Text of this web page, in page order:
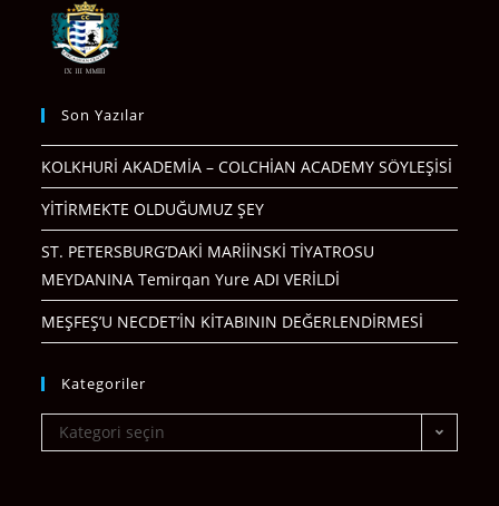
Son Yazılar
KOLKHURİ AKADEMİA – COLCHİAN ACADEMY SÖYLEŞİSİ
YİTİRMEKTE OLDUĞUMUZ ŞEY
ST. PETERSBURG’DAKİ MARİİNSKİ TİYATROSU
MEYDANINA Temirqan Yure ADI VERİLDİ
MEŞFEŞ’U NECDET’İN KİTABININ DEĞERLENDİRMESİ
Kategoriler
Kategori seçin